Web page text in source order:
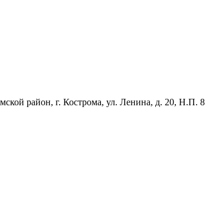
район, г. Кострома, ул. Ленина, д. 20, Н.П. 8